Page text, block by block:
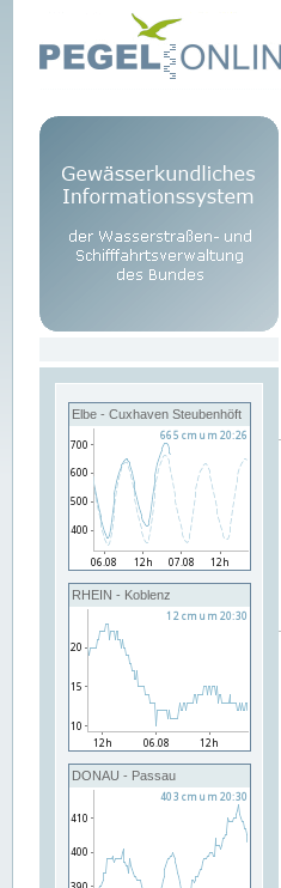
Elbe - Cuxhaven Steubenhöft
RHEIN - Koblenz
DONAU - Passau